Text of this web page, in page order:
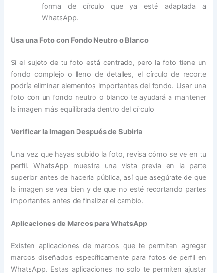
forma de círculo que ya esté adaptada a
WhatsApp.
Usa una Foto con Fondo Neutro o Blanco
Si el sujeto de tu foto está centrado, pero la foto tiene un
fondo complejo o lleno de detalles, el círculo de recorte
podría eliminar elementos importantes del fondo. Usar una
foto con un fondo neutro o blanco te ayudará a mantener
la imagen más equilibrada dentro del círculo.
Verificar la Imagen Después de Subirla
Una vez que hayas subido la foto, revisa cómo se ve en tu
perfil. WhatsApp muestra una vista previa en la parte
superior antes de hacerla pública, así que asegúrate de que
la imagen se vea bien y de que no esté recortando partes
importantes antes de finalizar el cambio.
Aplicaciones de Marcos para WhatsApp
Existen aplicaciones de marcos que te permiten agregar
marcos diseñados específicamente para fotos de perfil en
WhatsApp. Estas aplicaciones no solo te permiten ajustar